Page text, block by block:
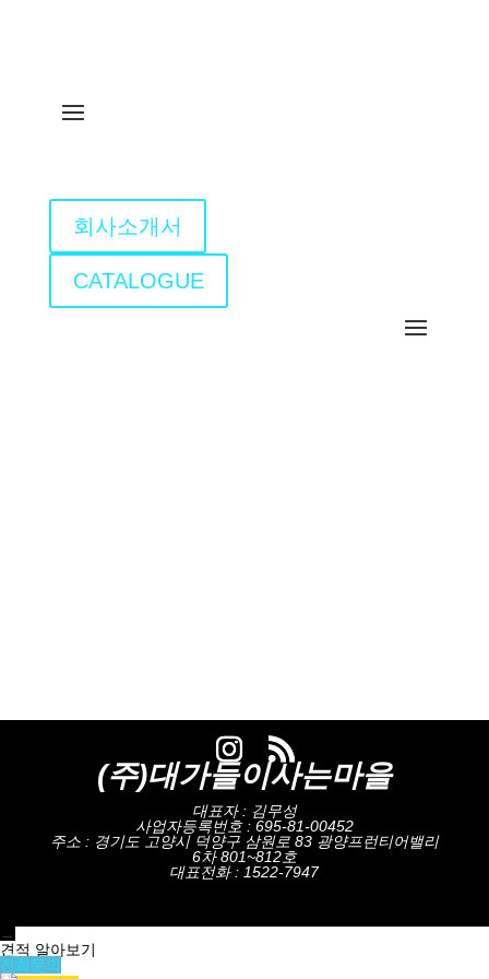
회사소개서
CATALOGUE
(주)대가들이사는마을
대표자 : 김무성
사업자등록번호 : 695-81-00452
주소 : 경기도 고양시 덕양구 삼원로 83 광양프런티어밸리
6차 801~812호
대표전화 : 1522-7947
→
견적 알아보기
전화문의